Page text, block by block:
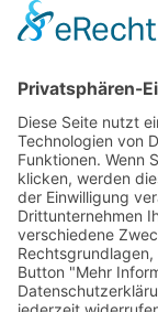
eingeben.
Übersicht
Über uns
Struktur
Team
Suche nach
Für Eltern
Kita-Gespräche
Karriere
Ausbildung